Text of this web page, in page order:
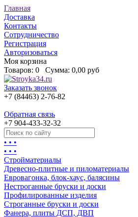
Главная
Доставка
Контакты
Сотрудничество
Регистрация
Авторизоваться
Моя корзина
Товаров: 0 Сумма: 0,00 руб
Заказать звонок
+7 (84463) 2-76-82
Обратная связь
+7 904-433-32-32
• • •
• • •
Стройматериалы
Древесно-плитные и пиломатериалы
Евровагонка, блок-хаус, балясины
Нестроганные бруски и доски
Профилированные изделия
Строганные бруски и доски
Фанера, плиты ДСП, ДВП